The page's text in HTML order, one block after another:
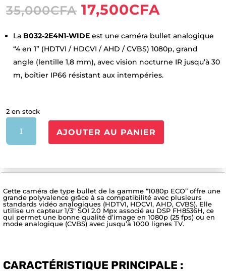
35,000CFA Le
prix
initial
était :
35,000CFA.
17,500CFA
actuel
est :
La B032-2E4N1-WIDE est une caméra bullet analogique
“4 en 1” (HDTVI / HDCVI / AHD / CVBS) 1080p, grand
angle (lentille 1,8 mm), avec vision nocturne IR jusqu’à 30
m, boîtier IP66 résistant aux intempéries.
2 en stock
B032-
WIDE
AJOUTER AU PANIER
Cette caméra de type bullet de la gamme “1080p ECO” offre une
grande polyvalence grâce à sa compatibilité avec plusieurs
standards vidéo analogiques (HDTVI, HDCVI, AHD, CVBS). Elle
utilise un capteur 1/3″ SOI 2.0 Mpx associé au DSP FH8536H, ce
qui permet une bonne qualité d’image en 1080p (25 fps) ou en
mode analogique (CVBS) avec jusqu’à 1000 lignes TV.
CARACTÉRISTIQUE PRINCIPALE :